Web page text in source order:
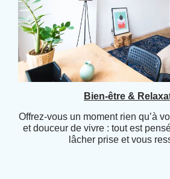
Bien-être &
Offrez-vous un moment rien qu’à
et douceur de vivre : tout est
lâcher prise et vous